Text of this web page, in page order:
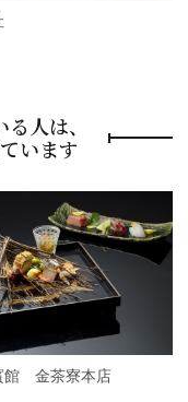
人は、
います
館 金茶寮本店
N
e